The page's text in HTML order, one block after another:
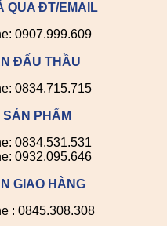
QUA ĐT/EMAIL
0907.999.609
ĐẤU THẦU
0834.715.715
PHẨM
0834.531.531
0932.095.646
GIAO HÀNG
: 0845.308.308